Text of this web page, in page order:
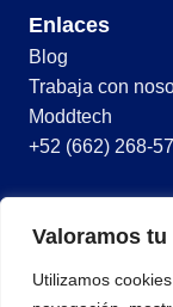
Valoramos tu
Utilizamos
Enlaces
Blog
Trabaja con
Moddtech
+52 (662) 268-
© 2026 Todos los
Política de